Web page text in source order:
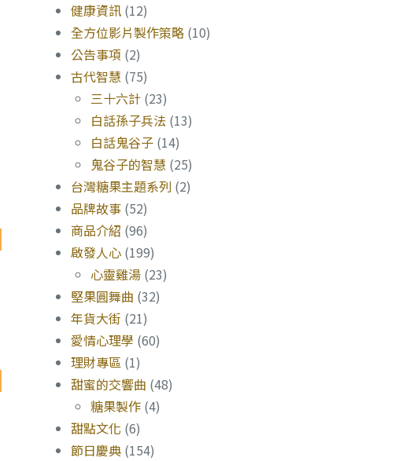
健康資訊 (12)
全方位影片製作策略 (10)
公告事項 (2)
古代智慧 (75)
三十六計 (23)
白話孫子兵法 (13)
白話鬼谷子 (14)
鬼谷子的智慧 (25)
台灣糖果主題系列 (2)
品牌故事 (52)
商品介紹 (96)
啟發人心 (199)
心靈雞湯 (23)
堅果圓舞曲 (32)
年貨大街 (21)
愛情心理學 (60)
理財專區 (1)
甜蜜的交響曲 (48)
糖果製作 (4)
甜點文化 (6)
節日慶典 (154)